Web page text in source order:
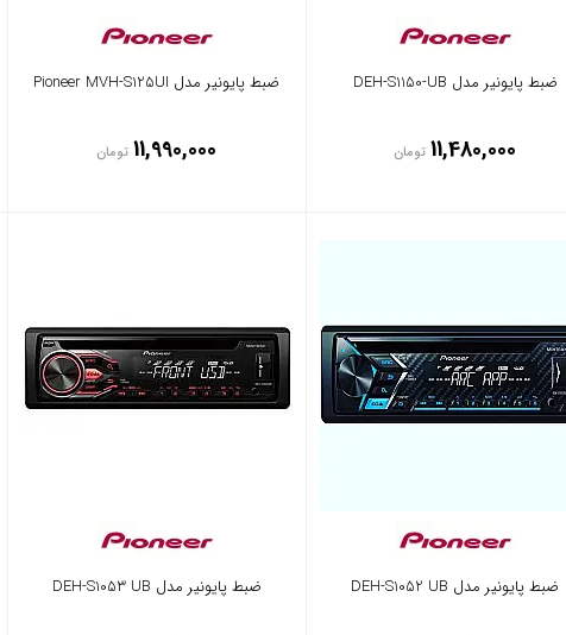
ضبط پایونیر مدل DEH-S1150-UB
11,480,000 تومان
ضبط پایونیر مدل Pioneer MVH-S125UI
11,990,000 تومان
ضبط پایونیر مدل DEH-S1052 UB ضبط پایونیر مدل DEH-S1053 UB